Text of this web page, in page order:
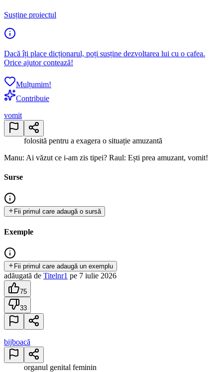
Susține proiectul
Dacă îți place dicționarul, poți susține dezvoltarea lui cu o cafea.
Orice ajutor contează!
Mulțumim!
Contribuie
vomit
folosită pentru a exagera o situație amuzantă
Manu: Ai văzut ce i-am zis tipei? Raul: Ești prea amuzant, vomit!
Surse
Fii primul care adaugă o sursă
Exemple
Fii primul care adaugă un exemplu
adăugată de Titelnr1 pe 7 iulie 2026
75
33
bijboacă
organul genital feminin